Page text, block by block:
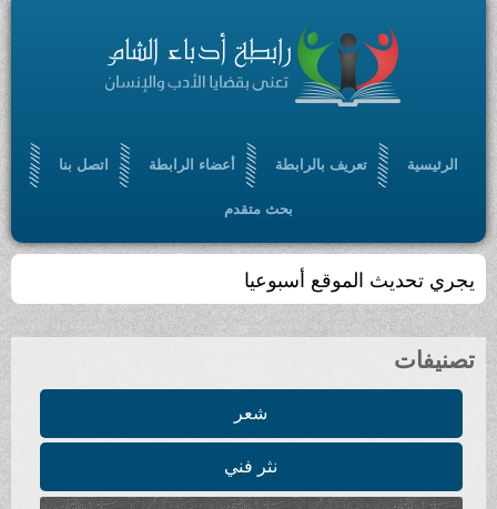
الرئيسية تعريف بالرابطة أعضاء الرابطة اتصل بنا
بحث متقدم
يجري تحديث الموقع أسبوعيا
تصنيفات
شعر
نثر فني